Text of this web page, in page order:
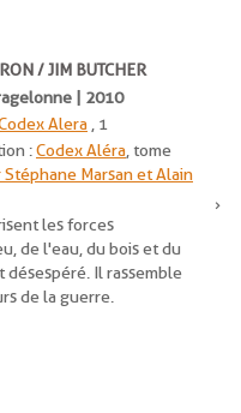
/ JIM BUTCHER
| 2010
Alera , 1
:Codex Aléra , tome
Marsan et Alain
les forces
de l'eau, du bois et du
désespéré. Il rassemble
de la guerre.